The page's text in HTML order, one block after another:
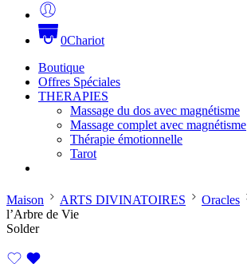
0Chariot
Boutique
Offres Spéciales
THERAPIES
Massage du dos avec magnétisme
Massage complet avec magnétisme
Thérapie émotionnelle
Tarot
Maison ARTS DIVINATOIRES Oracles
l’Arbre de Vie
Solder